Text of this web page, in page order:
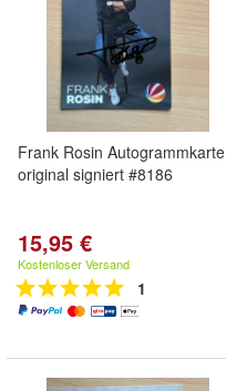
Frank Rosin Autogrammkarte
original signiert #8186
15,95 €
Kostenloser Versand
1